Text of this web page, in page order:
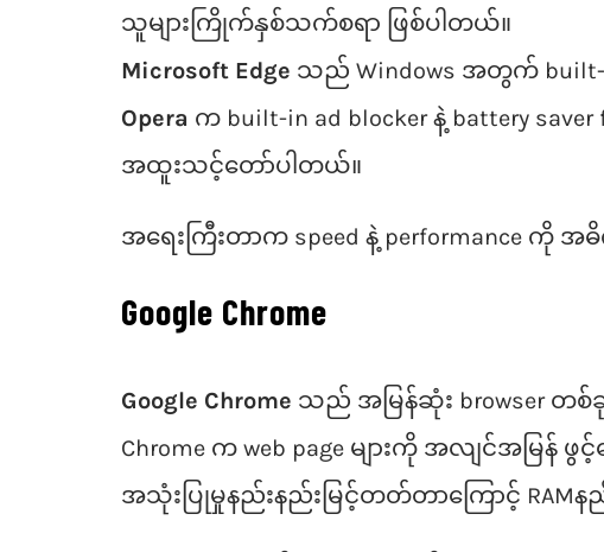
သူများကြိုက်နှစ်သက်စရာ ဖြစ်ပါတယ်။
Microsoft Edge သည် Windows အတွက် built-in
Opera က built-in ad blocker နဲ့ battery
အထူးသင့်တော်ပါတယ်။
အရေးကြီးတာက speed နဲ့ performance ကို
Google Chrome
Google Chrome သည် အမြန်ဆုံး browser တစ်ခု
Chrome က web page များကို အလျင်အမြန် ဖွ
အသုံးပြုမှုနည်းနည်းမြင့်တတ်တာကြောင့် RAM